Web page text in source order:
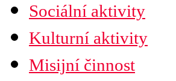
Sociální aktivity
Kulturní aktivity
Misijní činnost